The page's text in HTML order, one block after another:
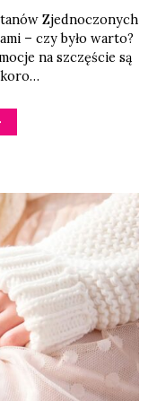
Zjednoczonych
– czy było warto?
na szczęście są